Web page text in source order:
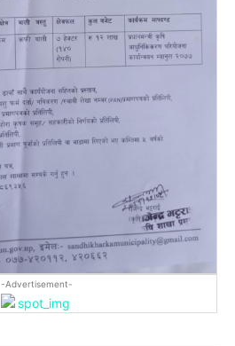
-Advertisement-